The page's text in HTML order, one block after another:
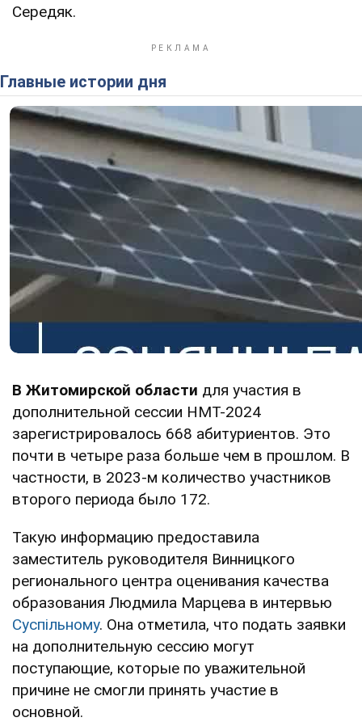
Середяк.
Главные истории дня
В Житомирской области для участия в
дополнительной сессии НМТ-2024
зарегистрировалось 668 абитуриентов. Это
почти в четыре раза больше чем в прошлом. В
частности, в 2023-м количество участников
второго периода было 172.
Такую информацию предоставила
заместитель руководителя Винницкого
регионального центра оценивания качества
образования Людмила Марцева в интервью
Суспільному. Она отметила, что подать заявки
на дополнительную сессию могут
поступающие, которые по уважительной
причине не смогли принять участие в
основной.